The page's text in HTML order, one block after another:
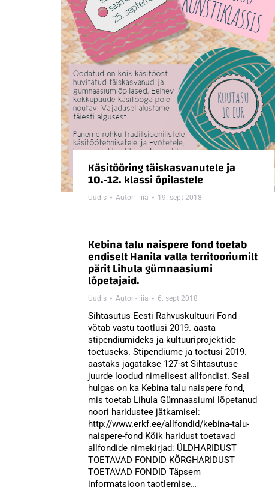
Käsitööring täiskasvanutele ja
10.-12. klassi õpilastele
Uudis Autor - liia 19. sept 2018
Kebina talu naispere fond toetab
endiselt Hanila valla territooriumilt
pärit Lihula gümnaasiumi
lõpetajaid.
Uudis Autor - liia 6. sept 2018
Sihtasutus Eesti Rahvuskultuuri Fond
võtab vastu taotlusi 2019. aasta
stipendiumideks ja kultuuriprojektide
toetuseks. Stipendiume ja toetusi 2019.
aastaks jagatakse 127-st Sihtasutuse
juurde loodud nimelisest allfondist. Seal
hulgas on ka Kebina talu naispere fond,
mis toetab Lihula Gümnaasiumi lõpetanud
noori haridustee jätkamisel:
http://www.erkf.ee/allfondid/kebina-talu-
naispere-fond Kõik haridust toetavad
allfondide nimekirjad: ÜLDHARIDUST
TOETAVAD FONDID KÕRGHARIDUST
TOETAVAD FONDID Täpsem
informatsioon taotlemise…